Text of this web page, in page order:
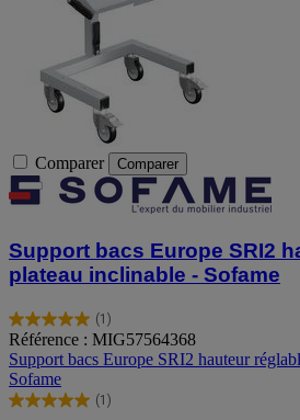
Comparer Comparer
Support bacs Europe SRI2
plateau inclinable - Sofame
(1)
5.0
sur
5
étoiles.
1
Référence : MIG57564368
Support bacs Europe SRI2 hauteur
Sofame
(1)
5.0